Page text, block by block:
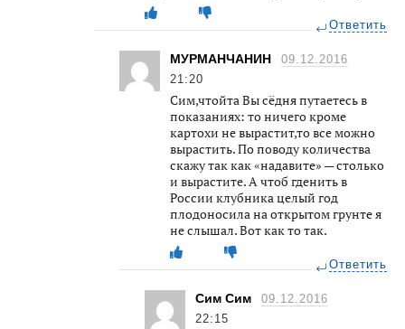
Ответить
МУРМАНЧАНИН
09.12.2016
21:20
Сим,чтойта Вы сёдня путаетесь в
показаниях: то ничего кроме
картохи не вырастит,то все можно
вырастить. По поводу количества
скажу так как «надавите» — столько
и вырастите. А чтоб гденить в
России клубника целый год
плодоносила на открытом грунте я
не слышал. Вот как то так.
Ответить
Сим Сим
09.12.2016
22:15